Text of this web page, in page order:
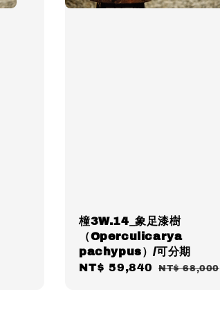
橦3W.14_象足漆樹
（Operculicarya
pachypus）/可分期
Sale
NT$ 59,840 Regular
NT$ 68,000